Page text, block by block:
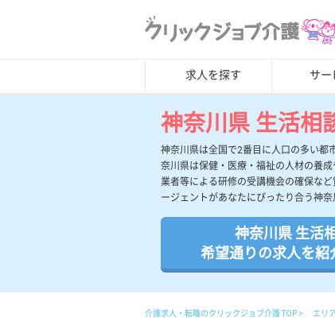
求人を探す サー
神奈川県 生活相
神奈川県は全国で2番目に人口の多い都
奈川県は保健・医療・福祉の人材の養
業者等による研修の受講機会の確保な
ージェントがあなたにぴったり合う神奈
神奈川県 生活
希望通りの求人を紹
介護求人・転職のクリックジョブ介護 TOP エリ